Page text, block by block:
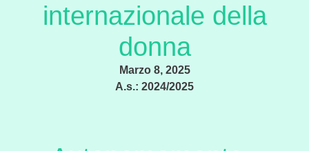
internazionale della
donna
Marzo 8, 2025
A.s.: 2024/2025